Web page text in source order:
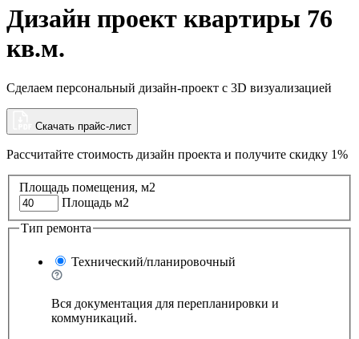
Дизайн проект квартиры 76
кв.м.
Сделаем персональный дизайн-проект с 3D визуализацией
Скачать прайс-лист
Рассчитайте стоимость дизайн проекта и получите скидку 1%
Площадь помещения, м2
Площадь м2
Тип ремонта
Технический/планировочный
Вся документация для перепланировки и
коммуникаций.